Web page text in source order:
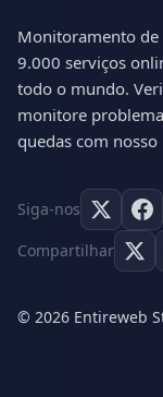
Monitoramento de
9.000 serviços
todo o mundo.
monitore
quedas com
Siga-nos
Compartilhar
© 2026 Entireweb